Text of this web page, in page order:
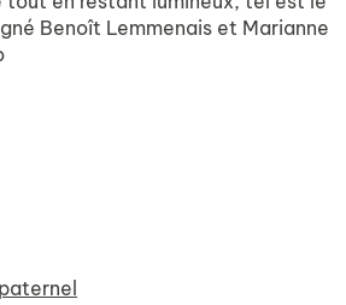
Benoît Lemmenais et Marianne